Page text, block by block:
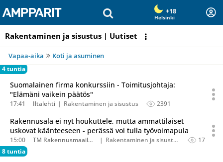
+18
Helsinki
Rakentaminen ja sisustus | Uutiset
Vapaa-aika Koti ja asuminen
4 tuntia
Suomalainen firma konkurssiin - Toimitusjohtaja:
"Elämäni vaikein päätös"
17:41 Iltalehti Rakentaminen ja sisustus 2391
Rakennusala ei nyt houkuttele, mutta ammattilaiset
uskovat käänteeseen - perässä voi tulla työvoimapula
15:00 TM Rakennusmaailma Rakentaminen ja sisustus
17
8 tuntia